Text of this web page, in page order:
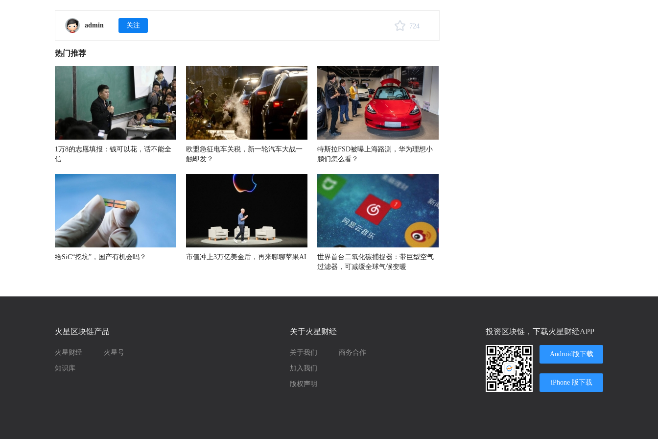
admin 关注 724
热门推荐
1万8的志愿填报：钱可以花，话不能全
信
欧盟急征电车关税，新一轮汽车大战一
触即发？
特斯拉FSD被曝上海路测，华为理想小
鹏们怎么看？
给SiC“挖坑”，国产有机会吗？ 市值冲上3万亿美金后，再来聊聊苹果AI
世界首台二氧化碳捕捉器：带巨型空气
过滤器，可减缓全球气候变暖
火星区块链产品
火星财经 火星号
知识库
关于火星财经
关于我们
加入我们
版权声明
商务合作
投资区块链，下载火星财经APP
Android版下载
iPhone 版下载